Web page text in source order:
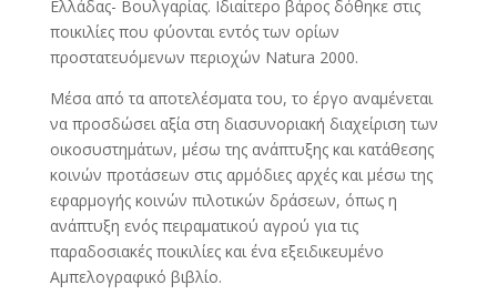
Ελλάδας- Βουλγαρίας. Ιδιαίτερο βάρος δόθηκε στις
ποικιλίες που φύονται εντός των ορίων
προστατευόμενων περιοχών Νatura 2000.
Μέσα από τα αποτελέσματα του, το έργο αναμένεται
να προσδώσει αξία στη διασυνοριακή διαχείριση των
οικοσυστημάτων, μέσω της ανάπτυξης και κατάθεσης
κοινών προτάσεων στις αρμόδιες αρχές και μέσω της
εφαρμογής κοινών πιλοτικών δράσεων, όπως η
ανάπτυξη ενός πειραματικού αγρού για τις
παραδοσιακές ποικιλίες και ένα εξειδικευμένο
Αμπελογραφικό βιβλίο.